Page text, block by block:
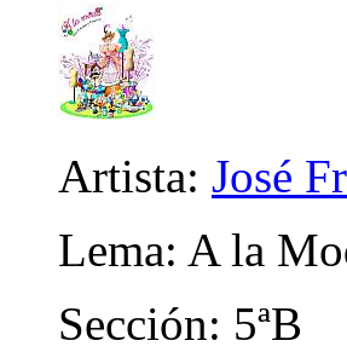
Artista: José
Lema: A la
Sección: 5ªB